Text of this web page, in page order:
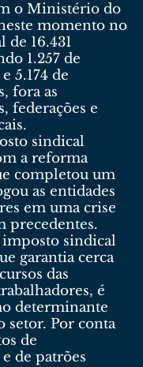
o Ministério do
momento no
de 16.431
1.257 de
5.174 de
fora as
federações e
sindical
a reforma
completou um
as entidades
em uma crise
precedentes.
sindical
garantia cerca
das
é
determinante
setor. Por conta
de
de patrões